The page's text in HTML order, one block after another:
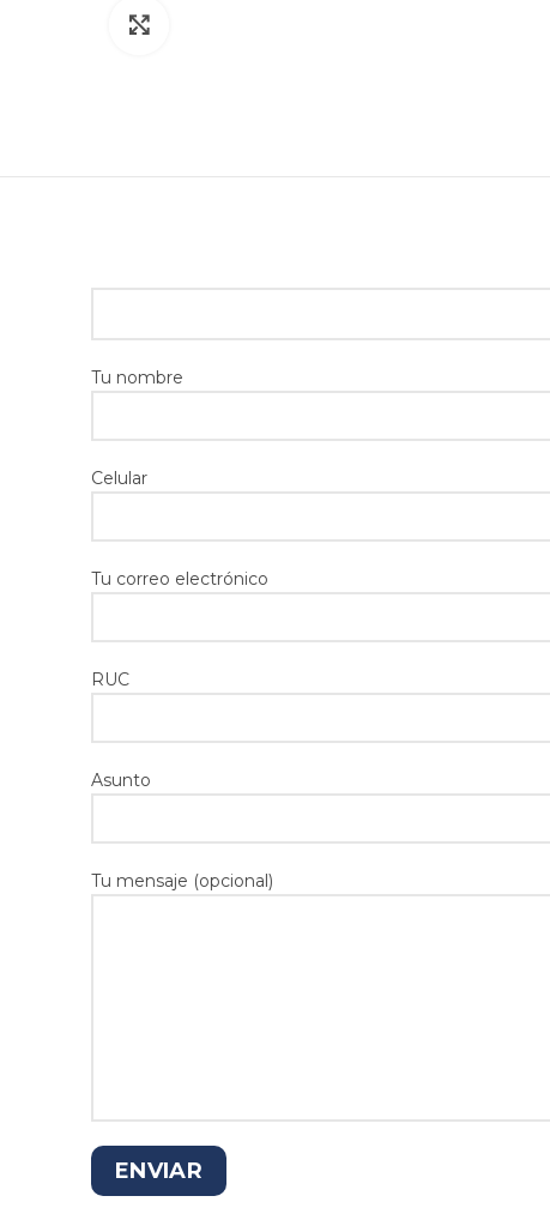
Tu nombre
Celular
Tu correo electrónico
RUC
Asunto
Tu mensaje (opcional)